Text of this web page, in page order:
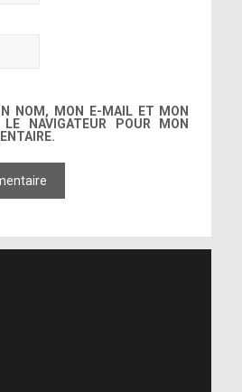
NOM, MON E-MAIL ET MON
NAVIGATEUR POUR MON